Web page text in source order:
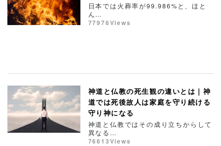
日本では火葬率が99.986%と、ほと
ん…
77976Views
神道と仏教の死生観の違いとは｜神
道では死後故人は家庭を守り続ける
守り神になる
神道と仏教ではその成り立ちからして
異なる…
76613Views